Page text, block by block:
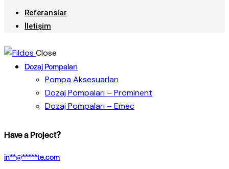
Referanslar
İletişim
Close
Dozaj Pompaları
Pompa Aksesuarları
Dozaj Pompaları – Prominent
Dozaj Pompaları – Emec
Have a Project?
in**@*****te.com